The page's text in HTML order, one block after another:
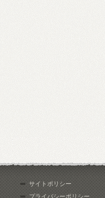
サイトポリシー
プライバシーポリシー